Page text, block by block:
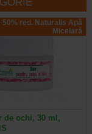
50% red. Naturalis Apă
Micelară
de ochi, 30 ml,